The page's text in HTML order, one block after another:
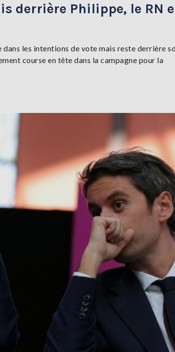
derrière Philippe, le RN
les intentions de vote mais reste derrière
course en tête dans la campagne pour la